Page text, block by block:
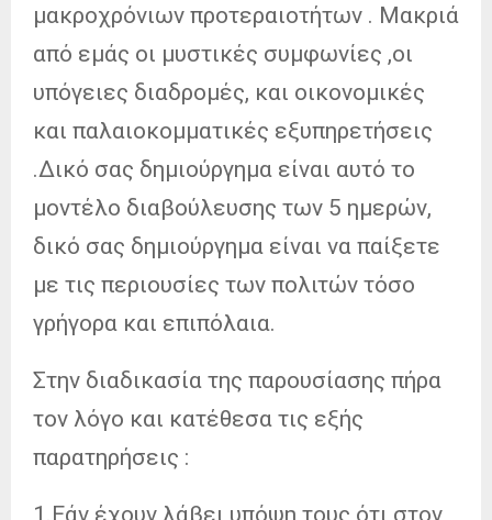
μακροχρόνιων προτεραιοτήτων . Μακριά
από εμάς οι μυστικές συμφωνίες ,οι
υπόγειες διαδρομές, και οικονομικές
και παλαιοκομματικές εξυπηρετήσεις
.Δικό σας δημιούργημα είναι αυτό το
μοντέλο διαβούλευσης των 5 ημερών,
δικό σας δημιούργημα είναι να παίξετε
με τις περιουσίες των πολιτών τόσο
γρήγορα και επιπόλαια.
Στην διαδικασία της παρουσίασης πήρα
τον λόγο και κατέθεσα τις εξής
παρατηρήσεις :
1.Εάν έχουν λάβει υπόψη τους ότι στον